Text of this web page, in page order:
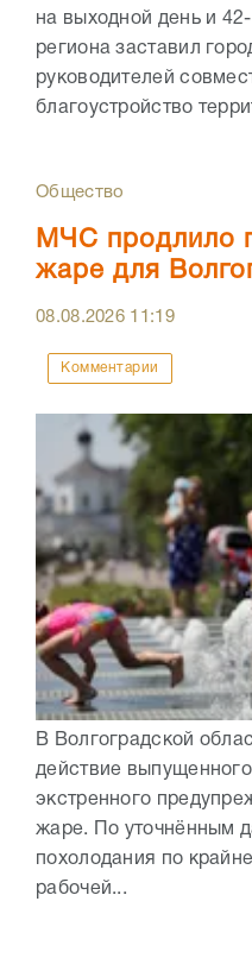
на выходной день и
региона заставил
руководителей
благоустройство
Общество
МЧС продлило
жаре для
08.08.2026 11:19
Комментарии
В Волгоградской
действие
экстренного
жаре. По уточнённым
похолодания по
рабочей...